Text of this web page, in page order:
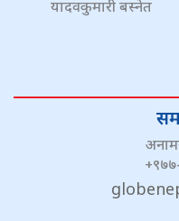
यादवकुमारी बस्नेत